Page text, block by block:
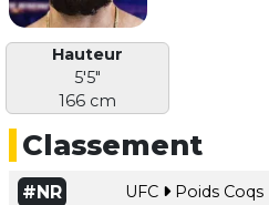
Hauteur
5'5"
166 cm
Classement
#NR UFC Poids Coqs